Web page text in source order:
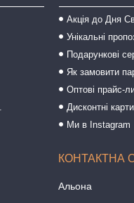
Акція до Дня
Унікальні
Подарункові
Як замовити
Оптові прайс-
Дисконтні карти
Ми в Instagram
Альона